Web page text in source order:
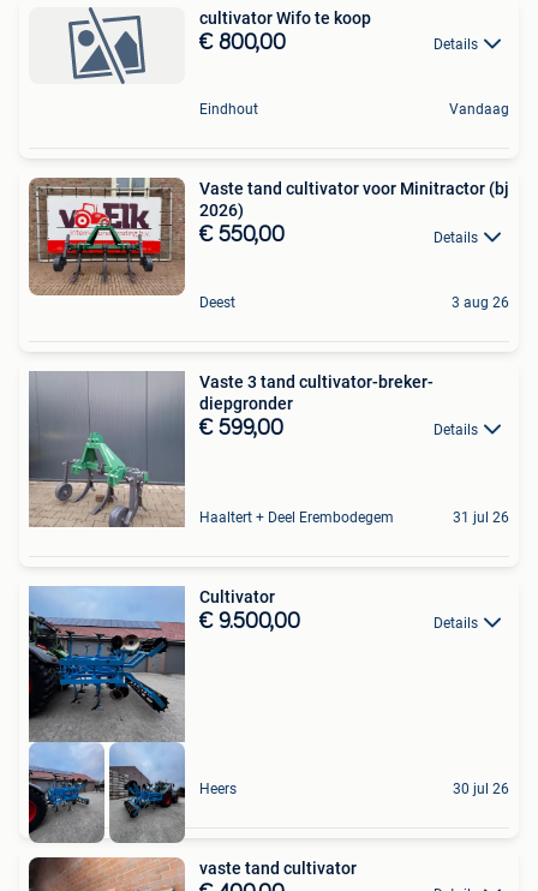
cultivator Wifo te koop
€ 800,00 Details
Eindhout Vandaag
Vaste tand cultivator voor Minitractor (bj
2026)
€ 550,00 Details
Deest 3 aug 26
Vaste 3 tand cultivator-breker-
diepgronder
€ 599,00 Details
Haaltert + Deel Erembodegem 31 jul 26
Cultivator
€ 9.500,00 Details
Heers 30 jul 26
vaste tand cultivator